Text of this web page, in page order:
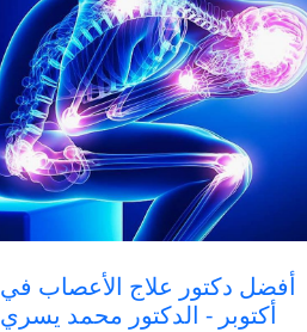
أكتوبر - الدكتور محمد يسري